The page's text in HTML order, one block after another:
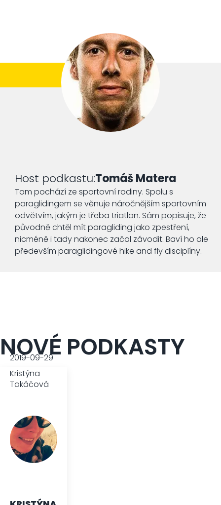
Host podkastu:Tomáš Matera
Tom pochází ze sportovní rodiny. Spolu s
paraglidingem se věnuje náročnějším sportovním
odvětvím, jakým je třeba triatlon. Sám popisuje, že
původně chtěl mít paragliding jako zpestření,
nicméně i tady nakonec začal závodit. Baví ho ale
především paraglidingové hike and fly disciplíny.
NOVÉ PODKASTY
2019-09-29
Kristýna
Takáčová